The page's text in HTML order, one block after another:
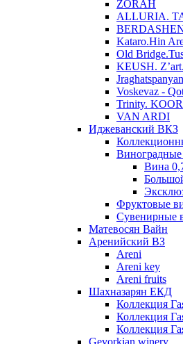
ZORAH
ALLURIA.
Kataro.Hin
Old
KEUSH.
Voskevaz -
Trinity.
VAN ARDI
Иджеванский ВКЗ
Виноградные
Вина
Фруктовые
Cувенирные
Матевосян Вайн
Аренийский ВЗ
Areni
Areni key
Areni fruits
Шахназарян ЕКД
Коллекция
Коллекция
Коллекция
Gevorkian winery